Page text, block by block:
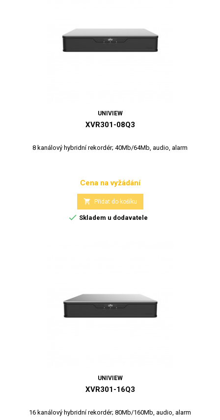
UNIVIEW
XVR301-08Q3
8 kanálový hybridní rekordér; 40Mb/64Mb, audio, alarm
Cena
Cena na vyžádání
 Přidat do košíku
 Skladem u dodavatele
UNIVIEW
XVR301-16Q3
16 kanálový hybridní rekordér; 80Mb/160Mb, audio, alarm